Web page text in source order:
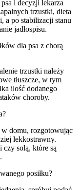
i decyzji lekarza
trzustki, dieta
a po stabilizacji stanu
jadłospisu.
dla psa z chorą
trzustki należy
tłuszcze, w tym
ilość dodanego
choroby.
domu, rozgotowując
lekkostrawny.
solą, które są
posiłku?